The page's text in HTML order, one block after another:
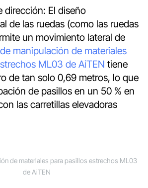
dirección: El diseño
de las ruedas (como las ruedas
un movimiento lateral de
manipulación de materiales
ML03 de AiTEN tiene
de tan solo 0,69 metros, lo que
de pasillos en un 50 % en
las carretillas elevadoras
de materiales para pasillos estrechos ML03
de AiTEN